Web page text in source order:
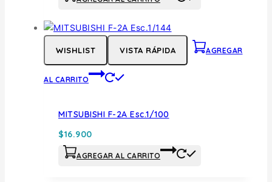
WISHLIST VISTA RÁPIDA AGREGAR
AL CARRITO
MITSUBISHI F-2A Esc.1/100
$16.900
AGREGAR AL CARRITO